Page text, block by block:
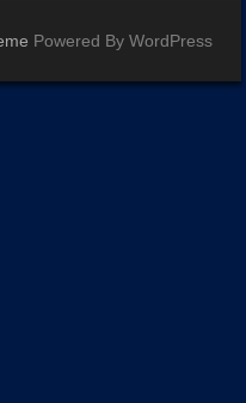
Powered By WordPress